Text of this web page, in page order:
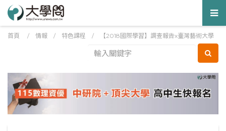
首頁 / 情報 / 特色課程 / 【2018國際學習】調查報告x臺灣藝術大學